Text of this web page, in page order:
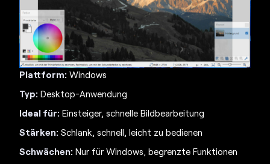
Plattform: Windows
Typ: Desktop-Anwendung
Ideal für: Einsteiger, schnelle Bildbearbeitung
Stärken: Schlank, schnell, leicht zu bedienen
Schwächen: Nur für Windows, begrenzte Funktionen